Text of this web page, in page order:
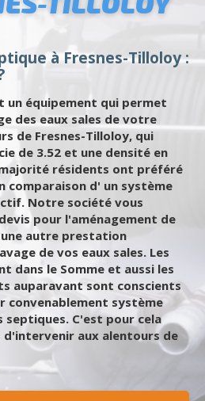
à Fresnes-Tilloloy :
un équipement qui permet
des eaux sales de votre
de Fresnes-Tilloloy, qui
de 3.52 et une densité en
résidents ont préféré
comparaison d' un système
Notre société vous
pour l'aménagement de
autre prestation
de vos eaux sales. Les
dans le Somme et aussi les
auparavant sont conscients
convenablement système
C'est pour cela
d'intervenir aux alentours de